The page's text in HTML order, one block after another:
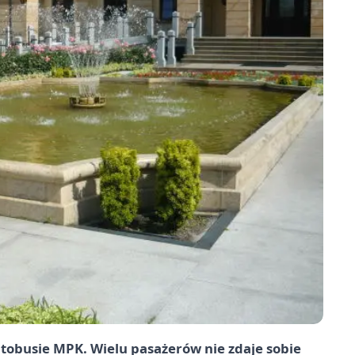
MPK. Wielu pasażerów nie zdaje sobie